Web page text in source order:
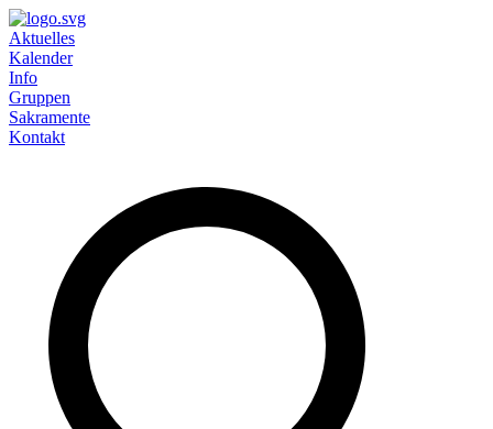
Aktuelles
Kalender
Info
Gruppen
Sakramente
Kontakt